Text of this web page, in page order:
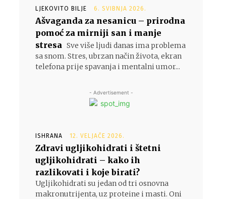
LJEKOVITO BILJE 6. SVIBNJA 2026.
Ašvaganda za nesanicu – prirodna
pomoć za mirniji san i manje
stresa Sve više ljudi danas ima problema
sa snom. Stres, ubrzan način života, ekran
telefona prije spavanja i mentalni umor...
- Advertisement -
ISHRANA 12. VELJAČE 2026.
Zdravi ugljikohidrati i štetni
ugljikohidrati – kako ih
razlikovati i koje birati?
Ugljikohidrati su jedan od tri osnovna
makronutrijenta, uz proteine i masti. Oni